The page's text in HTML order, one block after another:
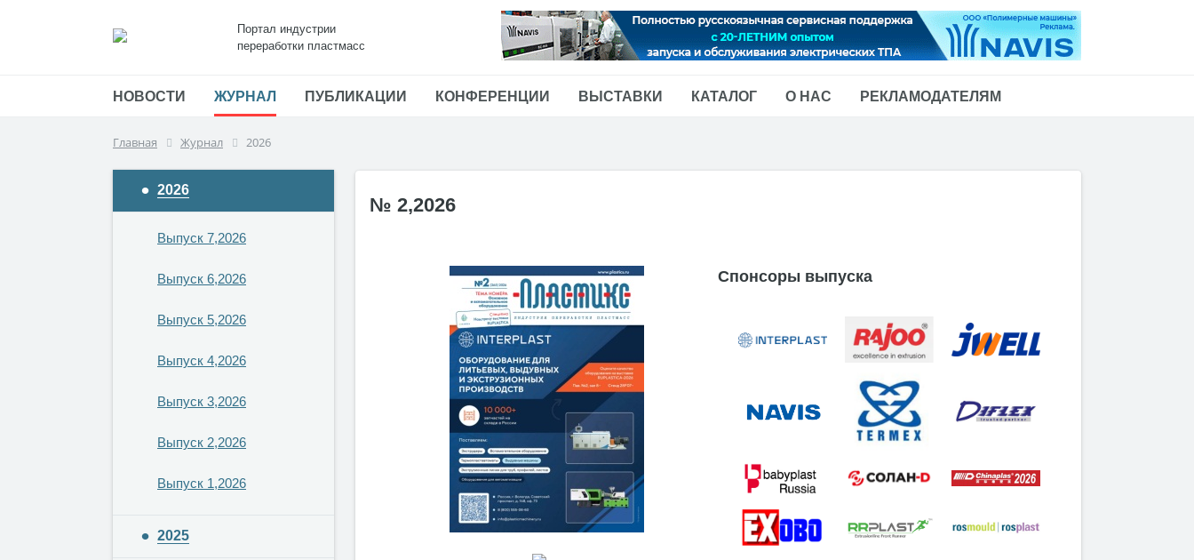
Портал индустрии
переработки пластмасс
НОВОСТИ ЖУРНАЛ ПУБЛИКАЦИИ КОНФЕРЕНЦИИ ВЫСТАВКИ КАТАЛОГ О НАС РЕКЛАМОДАТЕЛЯМ
Главная Журнал 2026
2026
Выпуск 7,2026
Выпуск 6,2026
Выпуск 5,2026
Выпуск 4,2026
Выпуск 3,2026
Выпуск 2,2026
Выпуск 1,2026
2025
№ 2,2026
Спонсоры выпуска